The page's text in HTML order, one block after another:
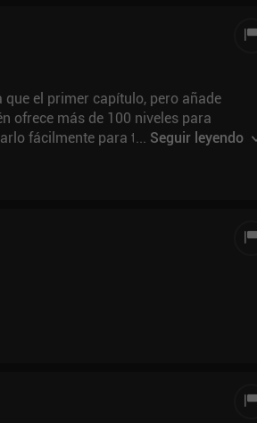
el primer capítulo, pero añade
ofrece más de 100 niveles para
fácilmente para todos los que aman
... Seguir leyendo